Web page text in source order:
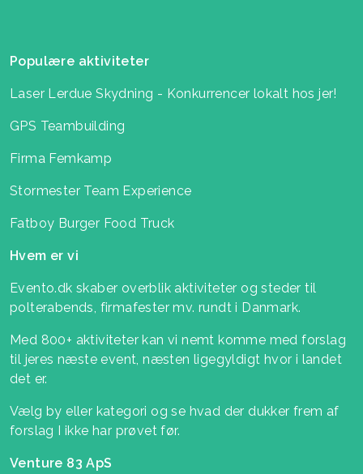
Populære aktiviteter
Laser Lerdue Skydning - Konkurrencer lokalt hos jer!
GPS Teambuilding
Firma Femkamp
Stormester Team Experience
Fatboy Burger Food Truck
Hvem er vi
Evento.dk skaber overblik aktiviteter og steder til
polterabends, firmafester mv. rundt i Danmark.
Med 800+ aktiviteter kan vi nemt komme med forslag
til jeres næste event, næsten ligegyldigt hvor i landet
det er.
Vælg by eller kategori og se hvad der dukker frem af
forslag I ikke har prøvet før.
Venture 83 ApS